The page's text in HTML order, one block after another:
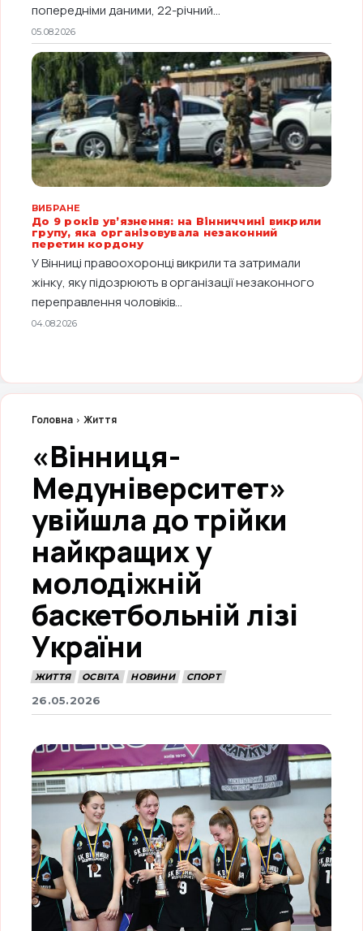
попередніми даними, 22-річний...
05.08.2026
ВИБРАНЕ
До 9 років ув’язнення: на Вінниччині викрили
групу, яка організовувала незаконний
перетин кордону
У Вінниці правоохоронці викрили та затримали
жінку, яку підозрюють в організації незаконного
переправлення чоловіків...
04.08.2026